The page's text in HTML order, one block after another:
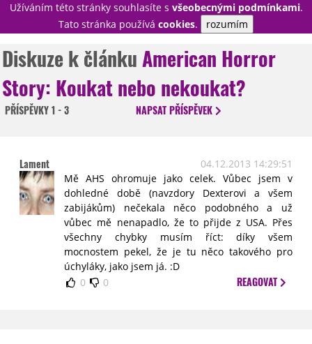
Užíváním této stránky souhlasíte s všeobecnými podmínkami.
Tato stránka používá cookies. rozumím
PŘIHLÁSIT
NOVINKY
TÉMATA
DISKUZE
STATISTIKY
TIRÁŽ
Diskuze k článkuAmerican Horror
Story: Koukat nebo nekoukat?
PŘÍSPĚVKY1 - 3 NAPSATPŘÍSPĚVEK
Lament
04.12.2013 14:29:51
Mě AHS ohromuje jako celek. Vůbec jsem v
dohledné době (navzdory Dexterovi a všem
zabijákům) nečekala něco podobného a už
vůbec mě nenapadlo, že to přijde z USA. Přes
všechny chybky musím říct: díky všem
mocnostem pekel, že je tu něco takového pro
úchyláky, jako jsem já. :D
0
0 REAGOVAT